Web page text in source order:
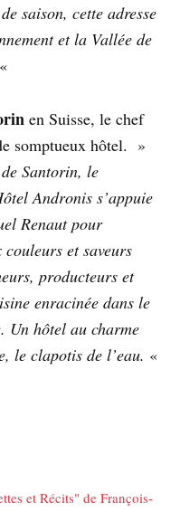
saison, cette adresse
et la Vallée de
«
en Suisse, le chef
somptueux hôtel. »
Santorin, le
Andronis s’appuie
Renaut pour
et saveurs
producteurs et
enracinée dans le
hôtel au charme
le clapotis de l’eau. «
et Récits" de François-